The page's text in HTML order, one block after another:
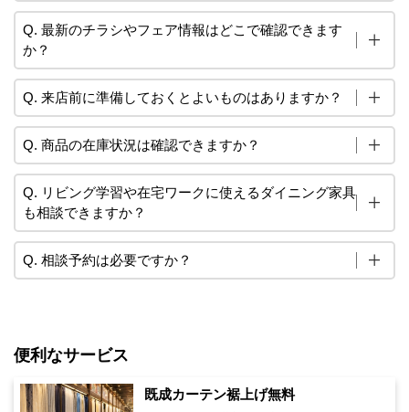
Q. 最新のチラシやフェア情報はどこで確認できます
か？
Q. 来店前に準備しておくとよいものはありますか？
Q. 商品の在庫状況は確認できますか？
Q. リビング学習や在宅ワークに使えるダイニング家具
も相談できますか？
Q. 相談予約は必要ですか？
便利なサービス
既成カーテン裾上げ無料